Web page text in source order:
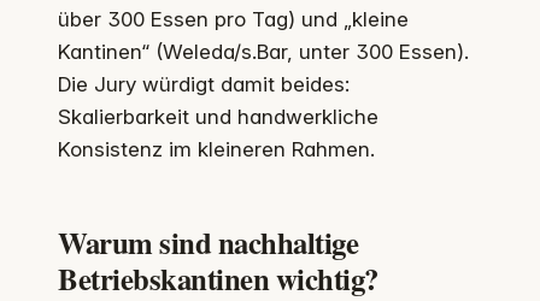
über 300 Essen pro Tag) und „kleine
Kantinen“ (Weleda/s.Bar, unter 300 Essen).
Die Jury würdigt damit beides:
Skalierbarkeit und handwerkliche
Konsistenz im kleineren Rahmen.
Warum sind nachhaltige
Betriebskantinen wichtig?